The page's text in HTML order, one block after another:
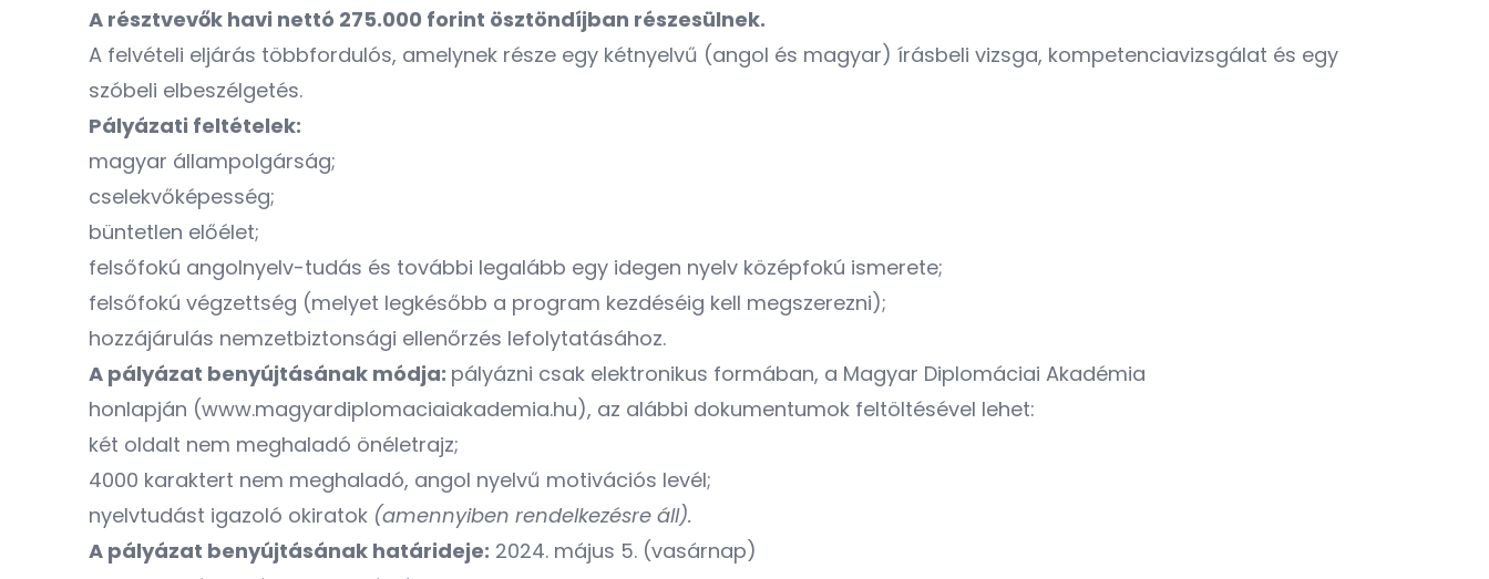
A résztvevők havi nettó 275.000 forint ösztöndíjban részesülnek.
A felvételi eljárás többfordulós, amelynek része egy kétnyelvű (angol és magyar) írásbeli vizsga, kompetenciavizsgálat és egy
szóbeli elbeszélgetés.
Pályázati feltételek:
magyar állampolgárság;
cselekvőképesség;
büntetlen előélet;
felsőfokú angolnyelv-tudás és további legalább egy idegen nyelv középfokú ismerete;
felsőfokú végzettség (melyet legkésőbb a program kezdéséig kell megszerezni);
hozzájárulás nemzetbiztonsági ellenőrzés lefolytatásához.
A pályázat benyújtásának módja: pályázni csak elektronikus formában, a Magyar Diplomáciai Akadémia
honlapján (www.magyardiplomaciaiakademia.hu), az alábbi dokumentumok feltöltésével lehet:
két oldalt nem meghaladó önéletrajz;
4000 karaktert nem meghaladó, angol nyelvű motivációs levél;
nyelvtudást igazoló okiratok (amennyiben rendelkezésre áll).
A pályázat benyújtásának határideje: 2024. május 5. (vasárnap)